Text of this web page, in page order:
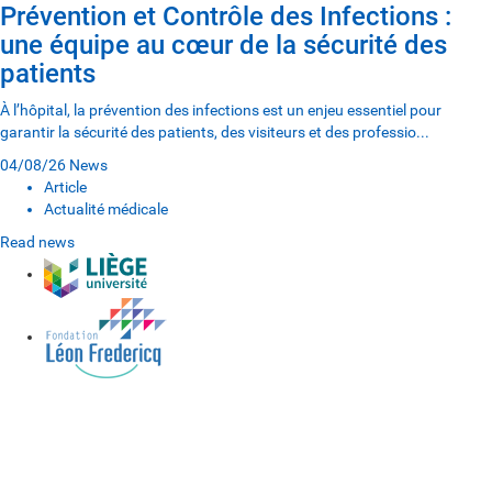
Prévention et Contrôle des Infections :
une équipe au cœur de la sécurité des
patients
À l’hôpital, la prévention des infections est un enjeu essentiel pour
garantir la sécurité des patients, des visiteurs et des professio...
04/08/26 News
Article
Actualité médicale
Read news